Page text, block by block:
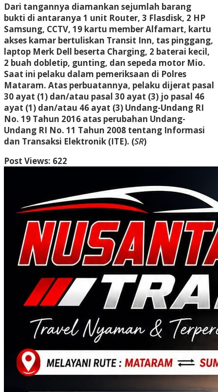
Dari tangannya diamankan sejumlah barang
bukti di antaranya 1 unit Router, 3 Flasdisk, 2 HP
Samsung, CCTV, 19 kartu member Alfamart, kartu
akses kamar bertuliskan Transit Inn, tas pinggang,
laptop Merk Dell beserta Charging, 2 baterai kecil,
2 buah dobletip, gunting, dan sepeda motor Mio.
Saat ini pelaku dalam pemeriksaan di Polres
Mataram. Atas perbuatannya, pelaku dijerat pasal
30 ayat (1) dan/atau pasal 30 ayat (3) jo pasal 46
ayat (1) dan/atau 46 ayat (3) Undang-Undang RI
No. 19 Tahun 2016 atas perubahan Undang-
Undang RI No. 11 Tahun 2008 tentang Informasi
dan Transaksi Elektronik (ITE). (SR)
Post Views: 622